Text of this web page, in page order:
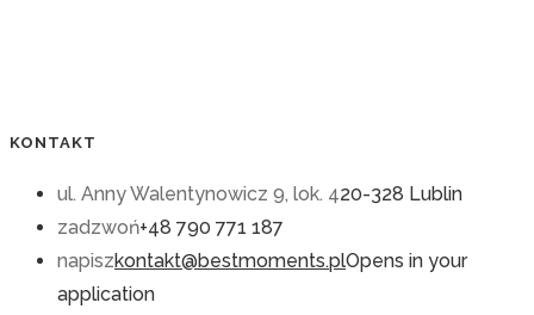
KONTAKT
ul. Anny Walentynowicz 9, lok. 420-328 Lublin
zadzwoń+48 790 771 187
napiszkontakt@bestmoments.plOpens in your
application